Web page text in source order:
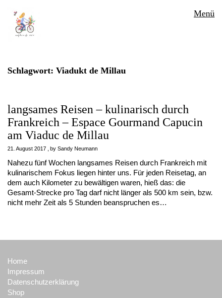
Menü
Schlagwort: Viadukt de Millau
langsames Reisen – kulinarisch durch
Frankreich – Espace Gourmand Capucin
am Viaduc de Millau
21. August 2017 by Sandy Neumann
Nahezu fünf Wochen langsames Reisen durch Frankreich mit
kulinarischem Fokus liegen hinter uns. Für jeden Reisetag, an
dem auch Kilometer zu bewältigen waren, hieß das: die
Gesamt-Strecke pro Tag darf nicht länger als 500 km sein, bzw.
nicht mehr Zeit als 5 Stunden beanspruchen es…
Home
Impressum
Datenschutzerklärung
Shop